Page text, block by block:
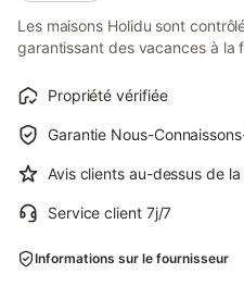
Les maisons Holidu sont
garantissant des vacances à la
Propriété vérifiée
Garantie Nous-
Avis clients au-dessus de
Service client 7j/7
Informations sur le fournisseur